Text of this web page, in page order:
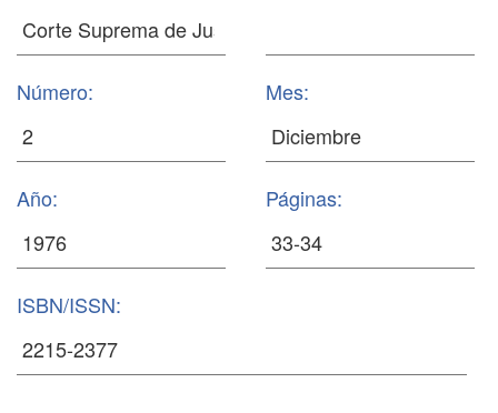
Número: Mes:
Año: Páginas:
ISBN/ISSN: